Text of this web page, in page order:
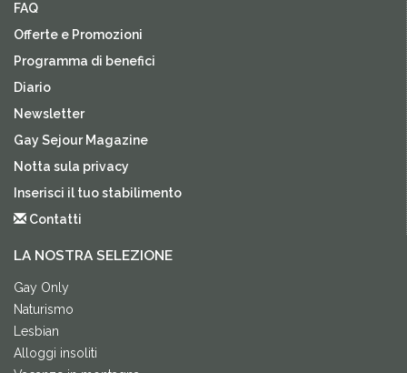
FAQ
Offerte e Promozioni
Programma di benefici
Diario
Newsletter
Gay Sejour Magazine
Notta sula privacy
Inserisci il tuo stabilimento
Contatti
LA NOSTRA SELEZIONE
Gay Only
Naturismo
Lesbian
Alloggi insoliti